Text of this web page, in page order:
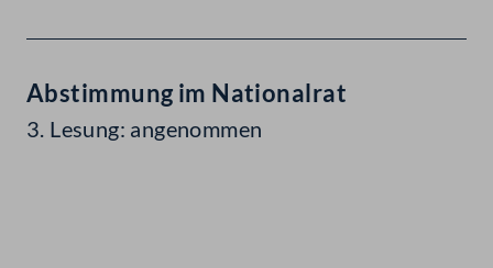
Abstimmung im Nationalrat
3. Lesung: angenommen